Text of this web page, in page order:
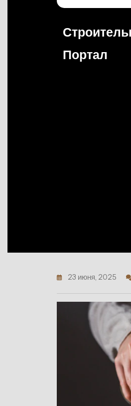
Портал
23 июня, 2025